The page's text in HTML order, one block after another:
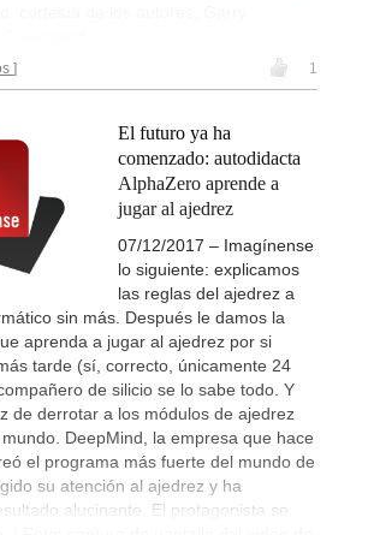
1
El futuro ya ha
comenzado: autodidacta
AlphaZero aprende a
jugar al ajedrez
07/12/2017 – Imagínense
lo siguiente: explicamos
las reglas del ajedrez a
sin más. Después le damos la
aprenda a jugar al ajedrez por si
tarde (sí, correcto, únicamente 24
de silicio se lo sabe todo. Y
de derrotar a los módulos de ajedrez
DeepMind, la empresa que hace
el programa más fuerte del mundo de
su atención al ajedrez y ha
alucinante. El protagonista se